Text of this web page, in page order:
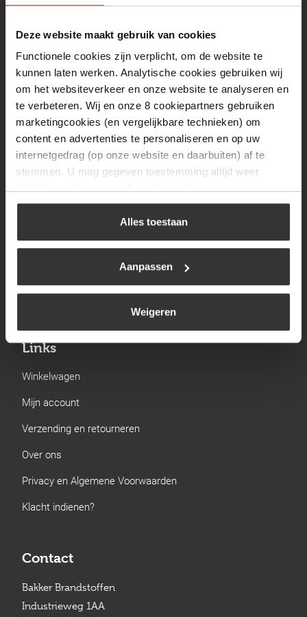
Deze website maakt gebruik van cookies
Functionele cookies zijn verplicht, om de website te
kunnen laten werken. Analytische cookies gebruiken wij
om het websiteverkeer en onze website te analyseren en
te verbeteren. Wij en onze 8 cookiepartners gebruiken
marketingcookies (en vergelijkbare technieken) om
content en advertenties te personaliseren en op uw
internetgedrag (op onze website en daarbuiten) af te
stemmen. U mag gegeven toestemming altijd weer
uw keuze op onze website verwijzen wij u naar ons
Alles toestaan
Aanpassen
Weigeren
08:00 tot 17:00
Vrijdag
08:00 tot 17:00
Zaterdag
09:30 tot 12:00
Zondag
Gesloten
Navigatie
BBQ
Kamperen
Gastechniek
Links
Winkelwagen
Mijn account
Verzending en retourneren
Over ons
Privacy en Algemene Voorwaarden
Klacht indienen?
Contact
Bakker Brandstoffen
Industrieweg 1AA